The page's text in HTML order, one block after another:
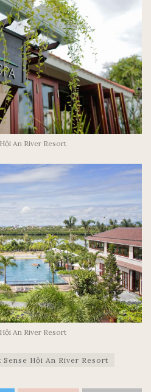
An River Resort
An River Resort
Sense Hội An River Resort